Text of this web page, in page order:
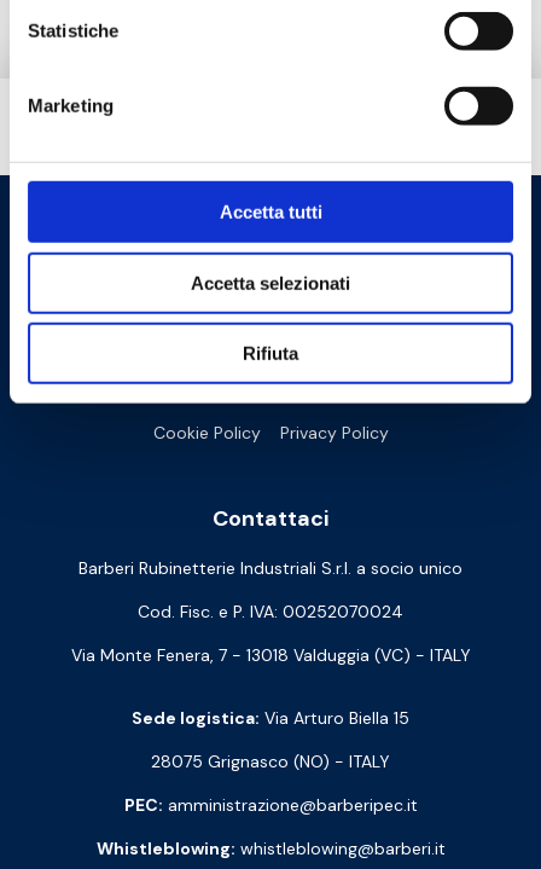
Statistiche
Marketing
Accetta tutti
Accetta selezionati
Rifiuta
Cookie Policy Privacy Policy
Contattaci
Barberi Rubinetterie Industriali S.r.l. a socio unico
Cod. Fisc. e P. IVA: 00252070024
Via Monte Fenera, 7 - 13018 Valduggia (VC) - ITALY
Sede logistica: Via Arturo Biella 15
28075 Grignasco (NO) - ITALY
PEC: amministrazione@barberipec.it
Whistleblowing: whistleblowing@barberi.it